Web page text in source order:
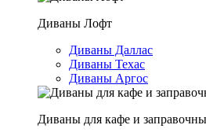
Диваны Лофт
Диваны Даллас
Диваны Техас
Диваны Аргос
Диваны для кафе и